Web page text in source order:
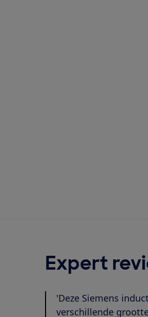
Expert
'Deze Siemens
verschillende